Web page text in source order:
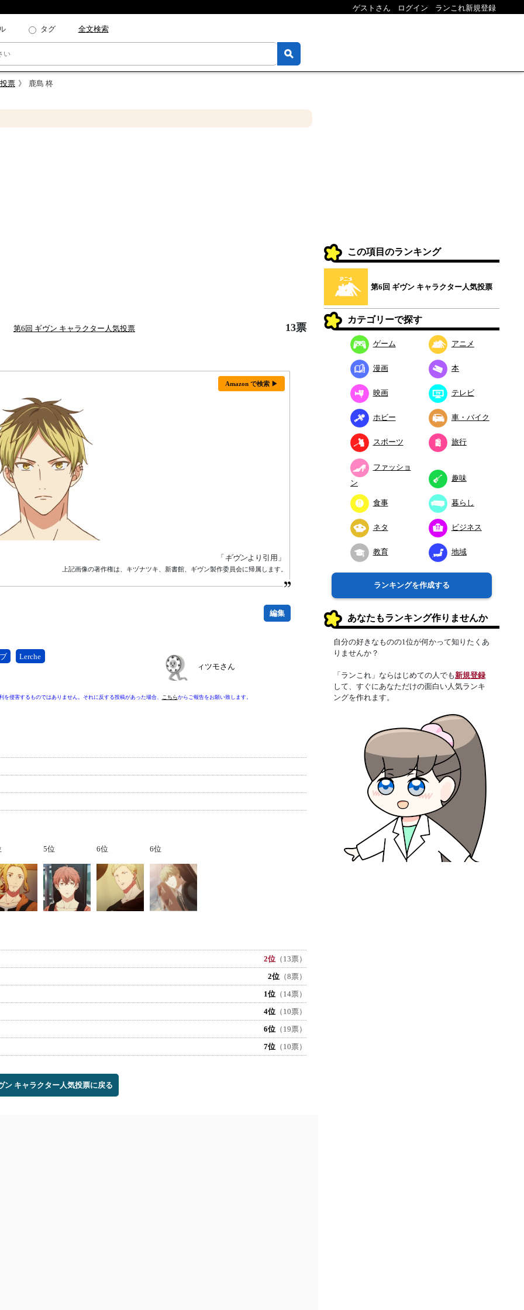
ゲストさん ログイン ランこれ新規登録
タグ 全文検索
票 鹿島 柊
第6回 ギヴン キャラクター人気投票 13票
Amazon で検索 ▶
「 ギヴンより引用」
上記画像の著作権は、キヅナツキ、新書館、ギヴン製作委員会に帰属します。
Lerche
編集
ィツモさん
侵害するものではありません。それに反する投稿があった場合、 こちらからご報告をお願い致します。
5位 6位 6位
2位 （13票）
2位 （8票）
1位 （14票）
4位 （10票）
6位 （19票）
7位 （10票）
ン キャラクター人気投票に戻る
この項目のランキング
第6回 ギヴン キャラクター人気投票
カテゴリーで探す
ゲーム アニメ
漫画 本
映画 テレビ
ホビー 車・バイク
スポーツ 旅行
ファッショ
ン
趣味
食事 暮らし
ネタ ビジネス
教育 地域
ランキングを作成する
あなたもランキング作りませんか
自分の好きなものの1位が何かって知りたくあ
りませんか？
「ランこれ」ならはじめての人でも新規登録
して、すぐにあなただけの面白い人気ランキ
ングを作れます。